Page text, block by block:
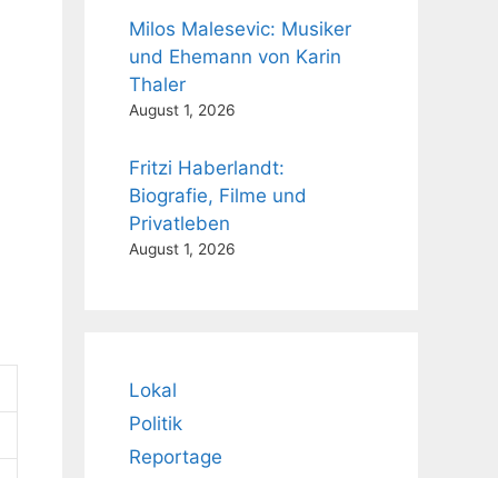
Milos Malesevic: Musiker
und Ehemann von Karin
Thaler
August 1, 2026
Fritzi Haberlandt:
Biografie, Filme und
Privatleben
August 1, 2026
Lokal
Politik
Reportage